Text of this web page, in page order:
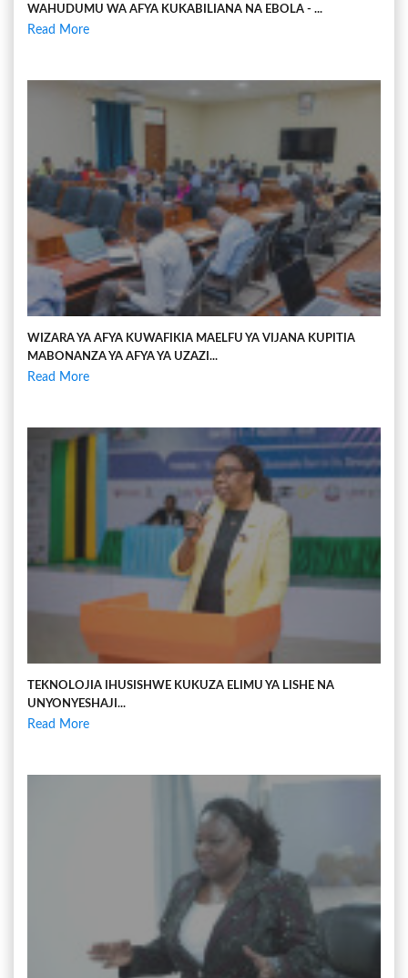
WAHUDUMU WA AFYA KUKABILIANA NA EBOLA - ...
Read More
WIZARA YA AFYA KUWAFIKIA MAELFU YA VIJANA KUPITIA
MABONANZA YA AFYA YA UZAZI...
Read More
TEKNOLOJIA IHUSISHWE KUKUZA ELIMU YA LISHE NA
UNYONYESHAJI...
Read More